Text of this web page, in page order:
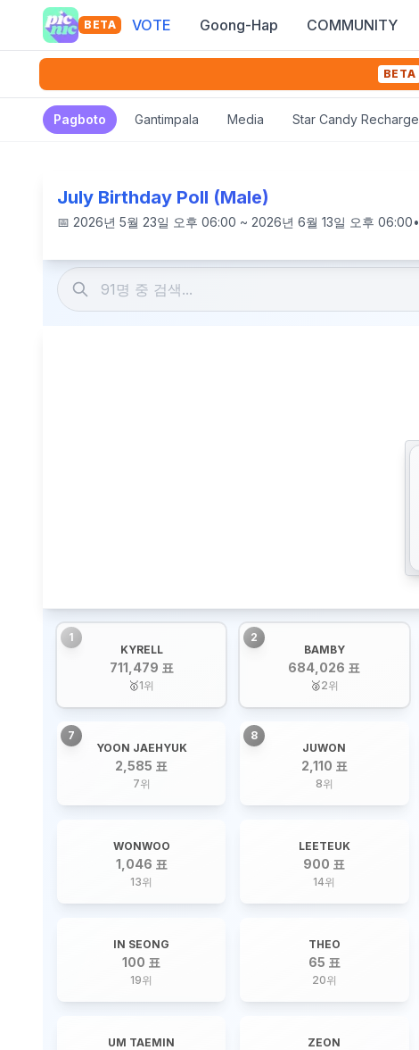
BETA VOTE Goong-Hap COMMUNITY
BETA
Pagboto Gantimpala Media Star Candy Recharge
July Birthday Poll (Male)
📅 2026년 5월 23일 오후 06:00 ~ 2026년 6월 13일 오후 06:00•
1
KYRELL
711,479 표
🥇1위
2
BAMBY
684,026 표
🥈2위
7
YOON JAEHYUK
2,585 표
7위
8
JUWON
2,110 표
8위
WONWOO
1,046 표
13위
LEETEUK
900 표
14위
IN SEONG
100 표
19위
THEO
65 표
20위
UM TAEMIN ZEON